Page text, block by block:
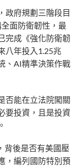
政府規劃三階段目
面防衛韌性，最
完成《強化防衛韌
八年投入1.25兆
、AI精準決策作戰
否能在立法院闖關
要投資，且是投資
背後是否有美國壓
，編列國防特別預